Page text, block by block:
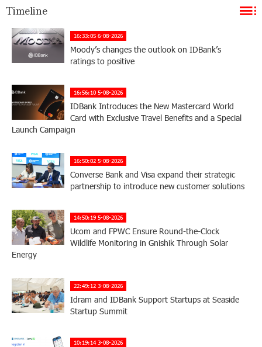
Timeline
16:33:05 6-08-2026
Moody’s changes the outlook on IDBank’s
ratings to positive
16:56:10 5-08-2026
IDBank Introduces the New Mastercard World
Card with Exclusive Travel Benefits and a Special
Launch Campaign
16:50:02 5-08-2026
Converse Bank and Visa expand their strategic
partnership to introduce new customer solutions
14:50:19 5-08-2026
Ucom and FPWC Ensure Round-the-Clock
Wildlife Monitoring in Gnishik Through Solar
Energy
22:49:12 3-08-2026
Idram and IDBank Support Startups at Seaside
Startup Summit
10:19:14 3-08-2026